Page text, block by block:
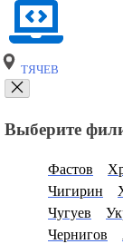
ТЯЧЕВ
Выберите
Фастов
Чигирин
Чугуев
Чернигов